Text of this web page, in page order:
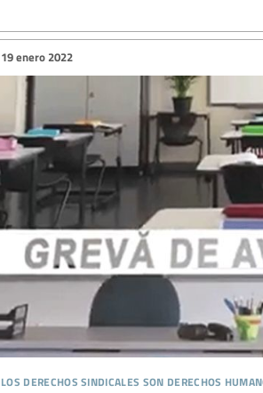
los derechos sindicales son derechos
19 enero 2022